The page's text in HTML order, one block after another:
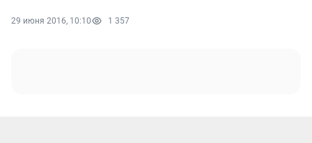
29 июня 2016, 10:10 1 357